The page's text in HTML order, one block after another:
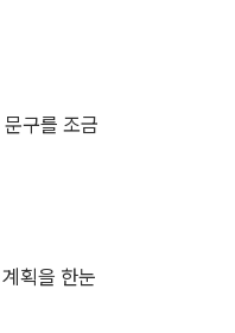
구를 조금
획을 한눈